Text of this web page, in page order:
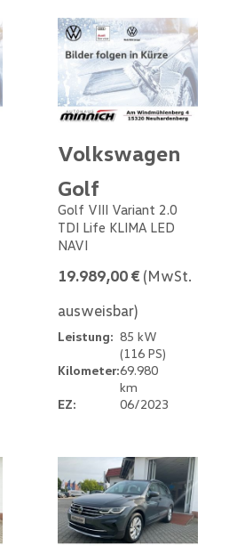
Volkswagen
Golf
Golf VIII Variant 2.0
TDI Life KLIMA LED
NAVI
19.989,00 € (MwSt.
ausweisbar)
Leistung: 85 kW
(116 PS)
Kilometer:69.980
km
EZ:
06/2023